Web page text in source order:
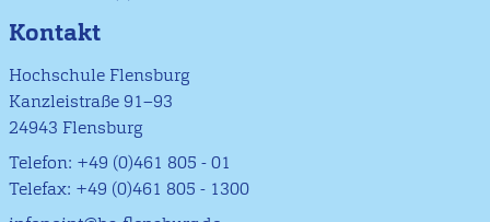
Kontakt
Hochschule Flensburg
Kanzleistraße 91–93
24943 Flensburg
Telefon: +49 (0)461 805 - 01
Telefax: +49 (0)461 805 - 1300